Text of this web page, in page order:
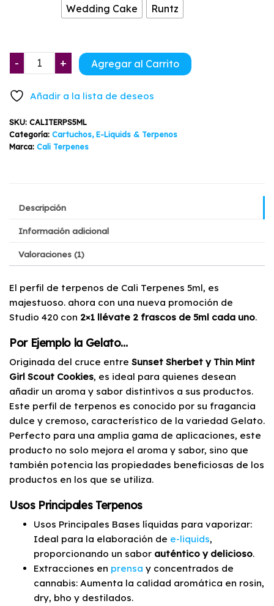
Wedding Cake
Runtz
-
2x1
Cali
Variedades
5ml
cantidad
+ Agregar al Carrito
Añadir a la lista de deseos
SKU: CALITERPS5ML
Categoría: Cartuchos, E-Liquids & Terpenos
Marca: Cali Terpenes
Descripción
Información adicional
Valoraciones (1)
El perfil de terpenos de Cali Terpenes 5ml, es
majestuoso. ahora con una nueva promoción de
Studio 420 con 2×1 llévate 2 frascos de 5ml cada uno.
Por Ejemplo la Gelato…
Originada del cruce entre Sunset Sherbet y Thin Mint
Girl Scout Cookies, es ideal para quienes desean
añadir un aroma y sabor distintivos a sus productos.
Este perfil de terpenos es conocido por su fragancia
dulce y cremoso, característico de la variedad Gelato.
Perfecto para una amplia gama de aplicaciones, este
producto no solo mejora el aroma y sabor, sino que
también potencia las propiedades beneficiosas de los
productos en los que se utiliza.
Usos Principales Terpenos
Usos Principales Bases líquidas para vaporizar:
Ideal para la elaboración de e-liquids,
proporcionando un sabor auténtico y delicioso.
Extracciones en prensa y concentrados de
cannabis: Aumenta la calidad aromática en rosin,
dry, bho y destilados.